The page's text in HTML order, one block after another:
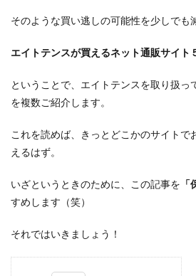
そのような買い逃しの可能性を少しでも
エイトテンスが買えるネット通販サイト
ということで、エイトテンスを取り扱っ
を複数ご紹介します。
これを読めば、きっとどこかのサイトで
えるはず。
いざというときのために、この記事を 「
すめします（笑）
それではいきましょう！